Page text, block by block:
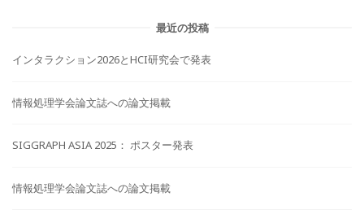
最近の投稿
インタラクション2026とHCI研究会で発表
情報処理学会論文誌への論文掲載
SIGGRAPH ASIA 2025： ポスター発表
情報処理学会論文誌への論文掲載